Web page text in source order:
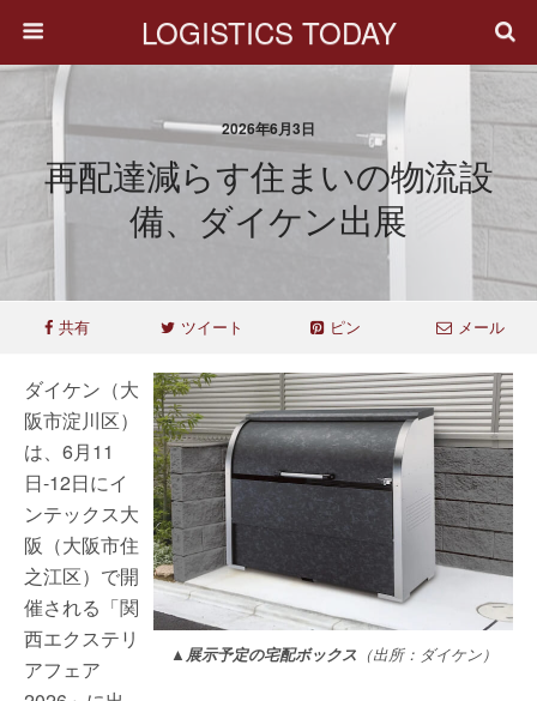
LOGISTICS TODAY
2026年6月3日
再配達減らす住まいの物流設
備、ダイケン出展
共有 ツイート ピン メール
▲展示予定の宅配ボックス （出所：ダイケン）
ダイケン（大
阪市淀川区）
は、6月11
日-12日にイ
ンテックス大
阪（大阪市住
之江区）で開
催される「関
西エクステリ
アフェア